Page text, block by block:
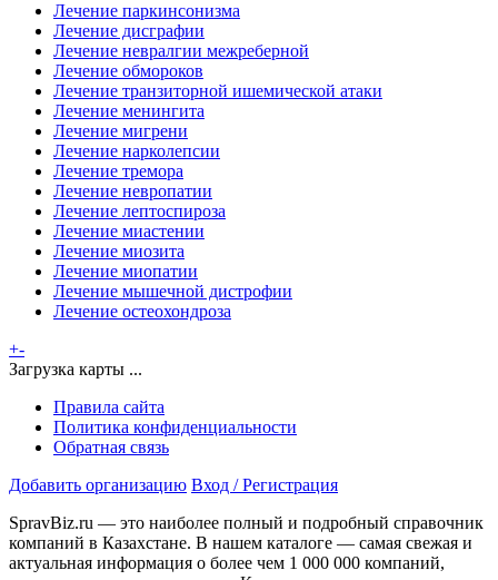
Лечение паркинсонизма
Лечение дисграфии
Лечение невралгии межреберной
Лечение обмороков
Лечение транзиторной ишемической атаки
Лечение менингита
Лечение мигрени
Лечение нарколепсии
Лечение тремора
Лечение невропатии
Лечение лептоспироза
Лечение миастении
Лечение миозита
Лечение миопатии
Лечение мышечной дистрофии
Лечение остеохондроза
+-
Загрузка карты ...
Правила сайта
Политика конфиденциальности
Обратная связь
Добавить организацию Вход / Регистрация
SpravBiz.ru — это наиболее полный и подробный справочник
компаний в Казахстане. В нашем каталоге — самая свежая и
актуальная информация о более чем 1 000 000 компаний,